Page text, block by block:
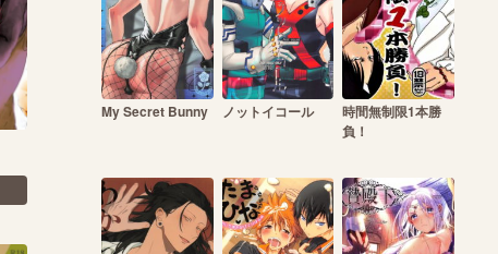
My Secret Bunny ノットイコール
時間無制限1本勝
負！